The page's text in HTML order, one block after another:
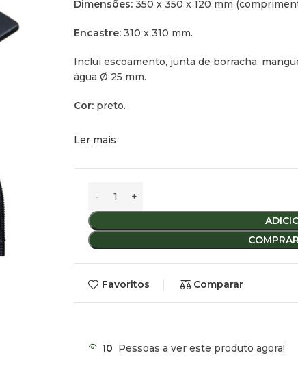
Dimensões: 350 x 350 x 120 mm
Encastre: 310 x 310 mm.
Inclui escoamento, junta de borracha,
água Ø 25 mm.
Cor: preto.
Ler mais
Favoritos Comparar
10 Pessoas a ver este produto agora!